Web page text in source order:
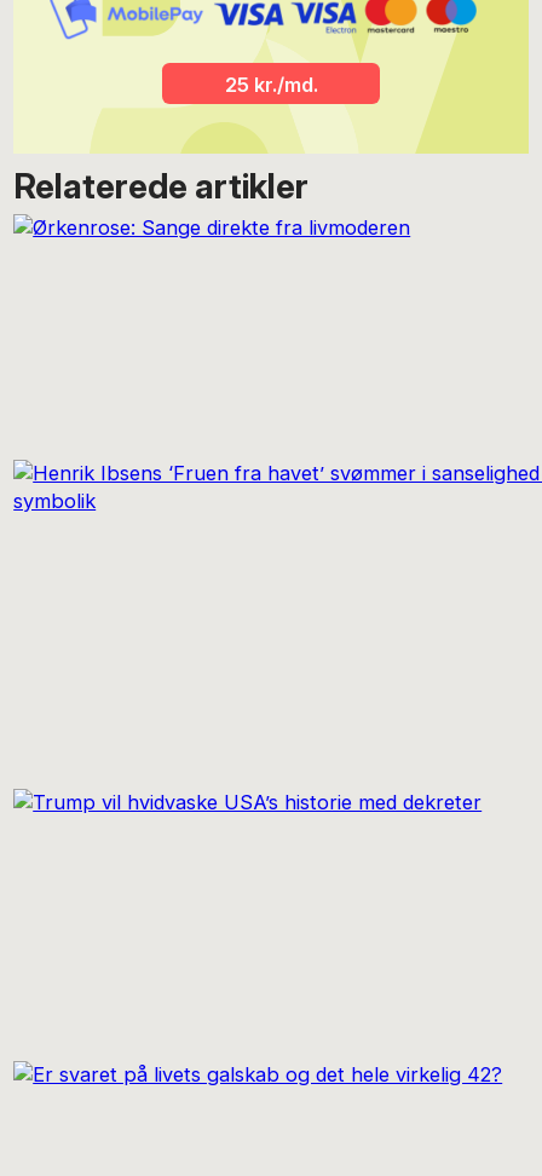
Anette Dina skriver om køn og medier for POV.
25 kr./md.
Relaterede artikler